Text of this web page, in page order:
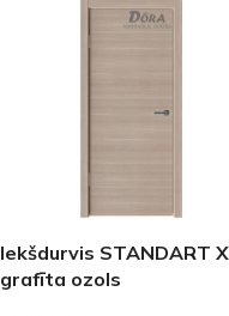
Iekšdurvis STANDART X
grafīta ozols